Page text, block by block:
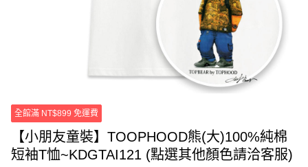
全館滿 NT$899 免運費
【小朋友童裝】TOOPHOOD熊(大)100%純棉
短袖T恤~KDGTAI121 (點選其他顏色請洽客服)